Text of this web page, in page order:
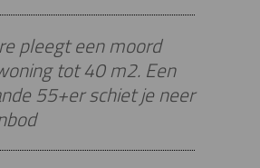
pleegt een moord
tot 40 m2. Een
55+er schiet je neer